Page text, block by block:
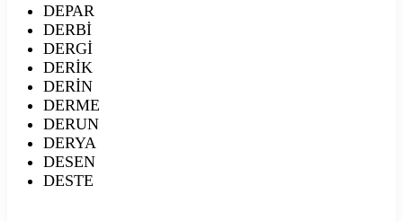
DEPAR
DERBİ
DERGİ
DERİK
DERİN
DERME
DERUN
DERYA
DESEN
DESTE